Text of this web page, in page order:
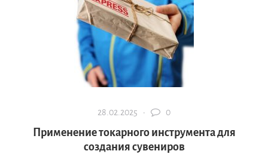
28.02.2025 · 0
Применение токарного инструмента для
создания сувениров